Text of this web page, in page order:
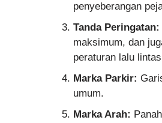
penyeberangan
Tanda Peringatan:
maksimum, dan
peraturan lalu
Marka Parkir:
umum.
Marka Arah: